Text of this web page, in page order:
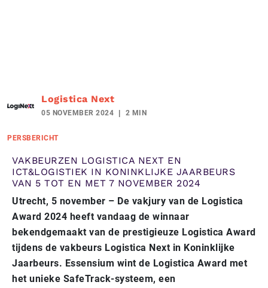
Logistica Next
05 NOVEMBER 2024 2 MIN
PERSBERICHT
VAKBEURZEN LOGISTICA NEXT EN
ICT&LOGISTIEK IN KONINKLIJKE JAARBEURS
VAN 5 TOT EN MET 7 NOVEMBER 2024
Utrecht, 5 november – De vakjury van de Logistica
Award 2024 heeft vandaag de winnaar
bekendgemaakt van de prestigieuze Logistica Award
tijdens de vakbeurs Logistica Next in Koninklijke
Jaarbeurs. Essensium wint de Logistica Award met
het unieke SafeTrack-systeem, een